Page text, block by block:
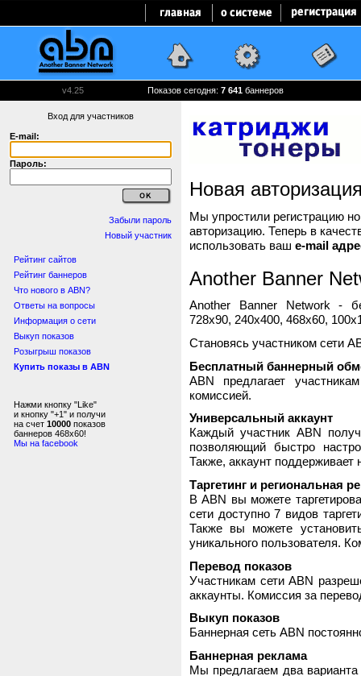
v4.25 Показов сегодня: 7 641 баннеров
Вход для участников
E-mail:
Пароль:
Забыли пароль
Новый участник
Рейтинг сайтов
Рейтинг баннеров
Что нового в ABN?
Ответы на вопросы
Информация о сети
Выкуп показов
Розыгрыш показов
Купить показы в ABN
Нажми кнопку "Like"
и кнопку "+1" и получи
на счет 10000 показов
баннеров 468x60!
Мы на facebook
Новая
Мы упростили регистрацию
авторизацию. Теперь в
использовать ваш e-mail
Another Banner
Another Banner Network -
728x90, 240x400, 468x60,
Становясь участником сети
Бесплатный баннерный
ABN предлагает
комиссией.
Универсальный аккаунт
Каждый участник ABN
позволяющий быстро
Также, аккаунт поддерживает
Таргетинг и региональная
В ABN вы можете
сети доступно 7 видов
Также вы можете
уникального пользователя.
Перевод показов
Участникам сети ABN
аккаунты. Комиссия за
Выкуп показов
Баннерная сеть ABN
Баннерная реклама
Мы предлагаем два